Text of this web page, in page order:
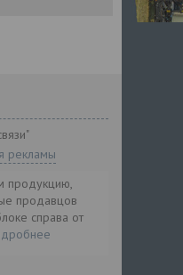
рекламы
продукцию,
продавцов
справа от